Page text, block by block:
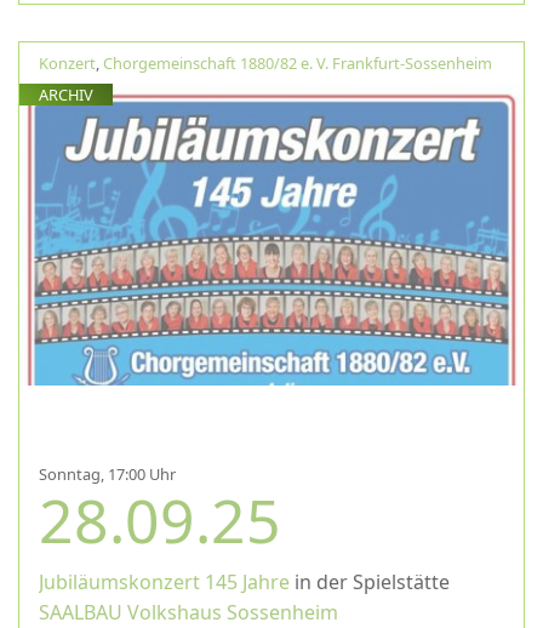
Konzert Chorgemeinschaft 1880/82 e. V. Frankfurt-Sossenheim
ARCHIV
Sonntag, 17:00 Uhr
28.09.25
Jubiläumskonzert 145 Jahre in der Spielstätte
SAALBAU Volkshaus Sossenheim